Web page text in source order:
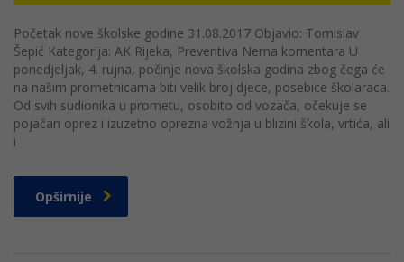
Početak nove školske godine 31.08.2017 Objavio: Tomislav
Šepić Kategorija: AK Rijeka, Preventiva Nema komentara U
ponedjeljak, 4. rujna, počinje nova školska godina zbog čega će
na našim prometnicama biti velik broj djece, posebice školaraca.
Od svih sudionika u prometu, osobito od vozača, očekuje se
pojačan oprez i izuzetno oprezna vožnja u blizini škola, vrtića, ali
i
Opširnije